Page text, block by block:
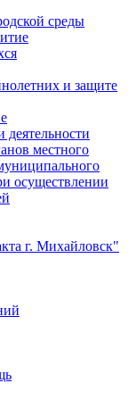
среды
и защите
деятельности
местного
осуществлении
г. Михайловск"